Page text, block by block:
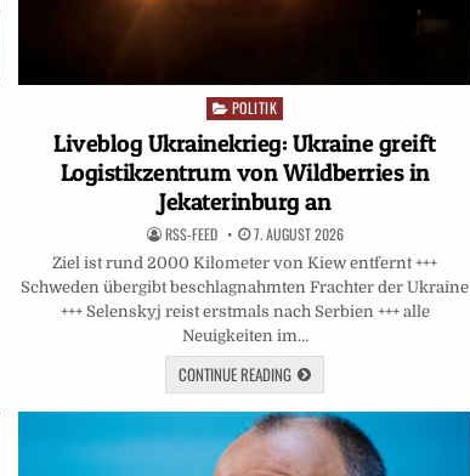
Posted
POLITIK
Liveblog Ukrainekrieg: Ukraine greift
Logistikzentrum von Wildberries in
Jekaterinburg an
RSS-FEED 7. AUGUST 2026
Ziel ist rund 2000 Kilometer von Kiew entfernt +++
Schweden übergibt beschlagnahmten Frachter der Ukraine
+++ Selenskyj reist erstmals nach Serbien +++ alle
Neuigkeiten im…
CONTINUE READING